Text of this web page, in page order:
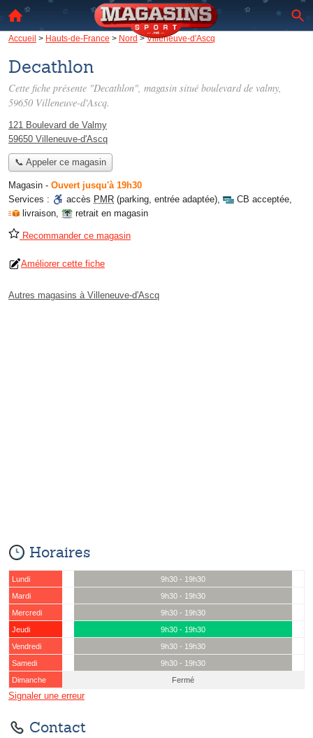
Accueil > Hauts-de-France > Nord>Villeneuve-d'Ascq
Decathlon
Cette fiche présente "Decathlon", magasin situé boulevard de valmy,
59650 Villeneuve-d'Ascq.
121 Boulevard de Valmy
59650 Villeneuve-d'Ascq
📞 Appeler ce magasin
Magasin - Ouvert jusqu'à 19h30
Services :
accès PMR (parking, entrée adaptée), CB acceptée,
livraison, retrait en magasin
Recommander ce magasin
Améliorer cette fiche
Autres magasins à Villeneuve-d'Ascq
Horaires
Lundi
9h30 - 19h30
Mardi
9h30 - 19h30
Mercredi
9h30 - 19h30
Jeudi
9h30 - 19h30
Vendredi
9h30 - 19h30
Samedi
9h30 - 19h30
Dimanche
Fermé
Signaler une erreur
Contact